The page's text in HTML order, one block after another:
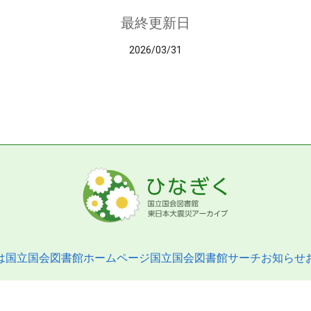
最終更新日
2026/03/31
国立国会図書館ホームページ国立国会図書館サーチお知らせ